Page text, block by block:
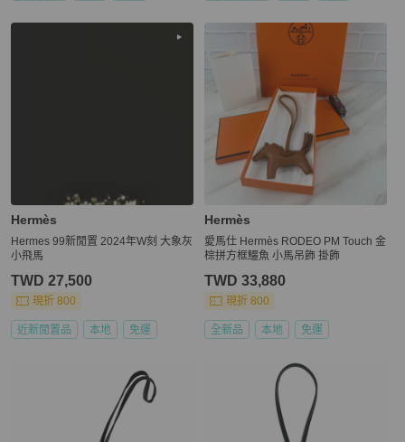
Hermès
Hermes 99新閒置 2024年W刻 大象灰
小飛馬
TWD 27,500
現折 800
近新閒置品 本地 免運
Hermès
愛馬仕 Hermès RODEO PM Touch 金
棕拼方框鱷魚 小馬吊飾 掛飾
TWD 33,880
現折 800
全新品 本地 免運